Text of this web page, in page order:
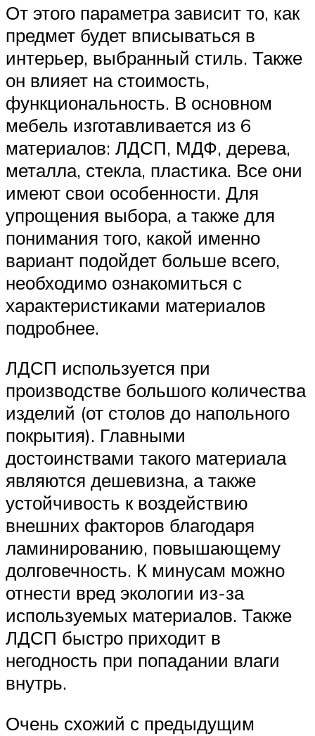
От этого параметра зависит то, как
предмет будет вписываться в
интерьер, выбранный стиль. Также
он влияет на стоимость,
функциональность. В основном
мебель изготавливается из 6
материалов: ЛДСП, МДФ, дерева,
металла, стекла, пластика. Все они
имеют свои особенности. Для
упрощения выбора, а также для
понимания того, какой именно
вариант подойдет больше всего,
необходимо ознакомиться с
характеристиками материалов
подробнее.
ЛДСП используется при
производстве большого количества
изделий (от столов до напольного
покрытия). Главными
достоинствами такого материала
являются дешевизна, а также
устойчивость к воздействию
внешних факторов благодаря
ламинированию, повышающему
долговечность. К минусам можно
отнести вред экологии из-за
используемых материалов. Также
ЛДСП быстро приходит в
негодность при попадании влаги
внутрь.
Очень схожий с предыдущим